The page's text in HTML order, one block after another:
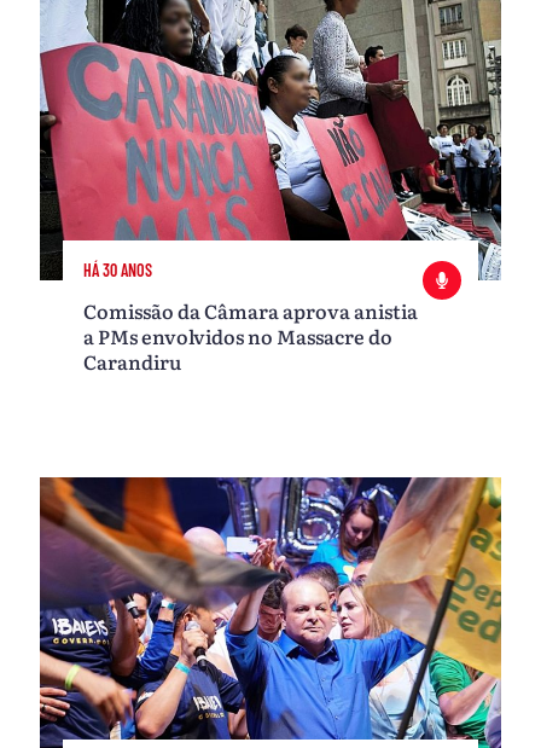
HÁ 30 ANOS
Comissão da Câmara aprova anistia
a PMs envolvidos no Massacre do
Carandiru